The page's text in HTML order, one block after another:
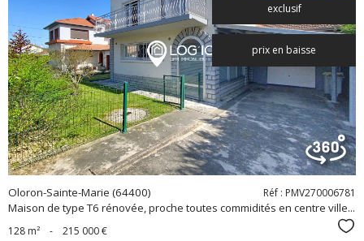
exclusif
prix en baisse
voir le
bien
Oloron-Sainte-Marie (64400)
Maison de type T6 rénovée, proche toutes commidités en centre ville...
Réf : PMV270006781
128 m² - 215 000 €